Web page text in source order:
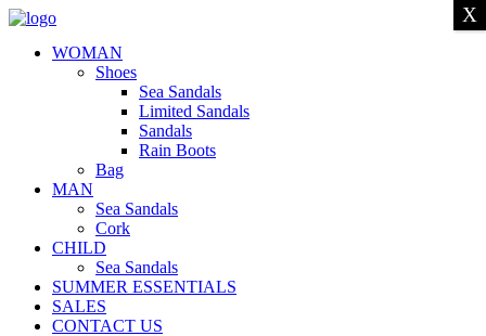
WOMAN
Shoes
Sea Sandals
Limited Sandals
Sandals
Rain Boots
Bag
MAN
Sea Sandals
Cork
CHILD
Sea Sandals
SUMMER ESSENTIALS
SALES
CONTACT US
X